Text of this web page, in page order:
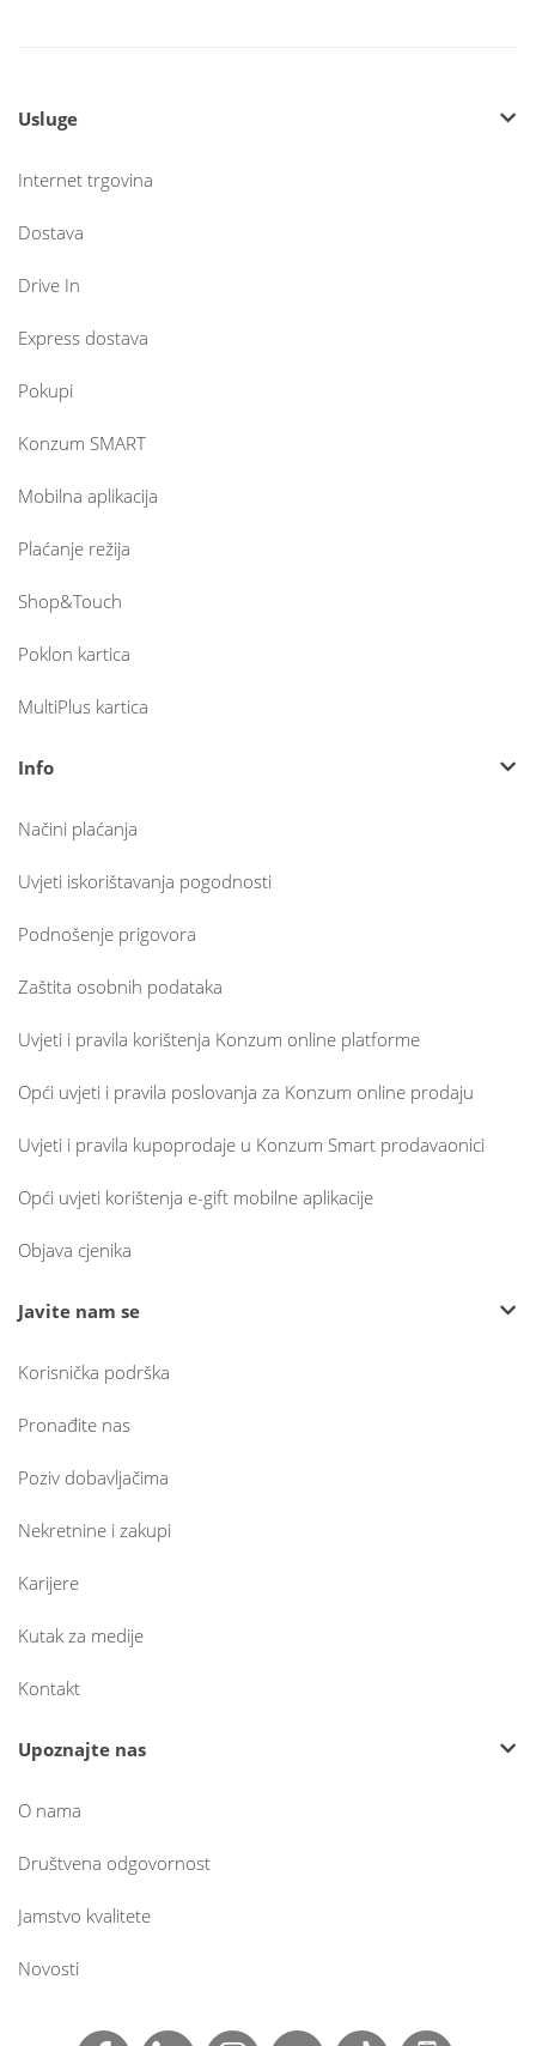
Usluge
Internet trgovina
Dostava
Drive In
Express dostava
Pokupi
Konzum SMART
Mobilna aplikacija
Plaćanje režija
Shop&Touch
Poklon kartica
MultiPlus kartica
Info
Načini plaćanja
Uvjeti iskorištavanja pogodnosti
Podnošenje prigovora
Zaštita osobnih podataka
Uvjeti i pravila korištenja Konzum online platforme
Opći uvjeti i pravila poslovanja za Konzum online prodaju
Uvjeti i pravila kupoprodaje u Konzum Smart prodavaonici
Opći uvjeti korištenja e-gift mobilne aplikacije
Objava cjenika
Javite nam se
Korisnička podrška
Pronađite nas
Poziv dobavljačima
Nekretnine i zakupi
Karijere
Kutak za medije
Kontakt
Upoznajte nas
O nama
Društvena odgovornost
Jamstvo kvalitete
Novosti